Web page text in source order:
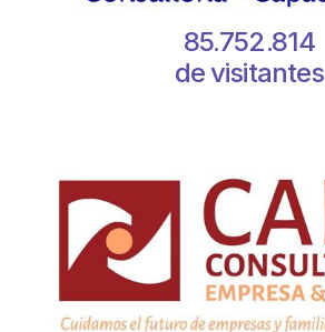
85.752.814
de visitantes